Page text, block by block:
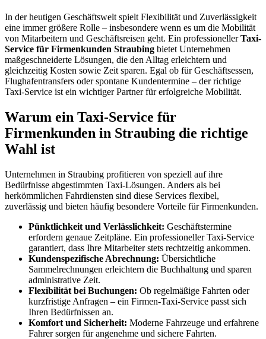
In der heutigen Geschäftswelt spielt Flexibilität und Zuverlässigkeit
eine immer größere Rolle – insbesondere wenn es um die Mobilität
von Mitarbeitern und Geschäftsreisen geht. Ein professionellerTaxi-
Service für Firmenkunden Straubing bietet Unternehmen
maßgeschneiderte Lösungen, die den Alltag erleichtern und
gleichzeitig Kosten sowie Zeit sparen. Egal ob für Geschäftsessen,
Flughafentransfers oder spontane Kundentermine – der richtige
Taxi-Service ist ein wichtiger Partner für erfolgreiche Mobilität.
Warum ein Taxi-Service für
Firmenkunden in Straubing die richtige
Wahl ist
Unternehmen in Straubing profitieren von speziell auf ihre
Bedürfnisse abgestimmten Taxi-Lösungen. Anders als bei
herkömmlichen Fahrdiensten sind diese Services flexibel,
zuverlässig und bieten häufig besondere Vorteile für Firmenkunden.
Pünktlichkeit und Verlässlichkeit: Geschäftstermine
erfordern genaue Zeitpläne. Ein professioneller Taxi-Service
garantiert, dass Ihre Mitarbeiter stets rechtzeitig ankommen.
Kundenspezifische Abrechnung: Übersichtliche
Sammelrechnungen erleichtern die Buchhaltung und sparen
administrative Zeit.
Flexibilität bei Buchungen: Ob regelmäßige Fahrten oder
kurzfristige Anfragen – ein Firmen-Taxi-Service passt sich
Ihren Bedürfnissen an.
Komfort und Sicherheit: Moderne Fahrzeuge und erfahrene
Fahrer sorgen für angenehme und sichere Fahrten.